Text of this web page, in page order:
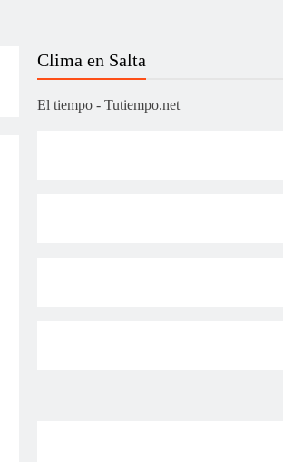
Clima en Salta
El tiempo - Tutiempo.net